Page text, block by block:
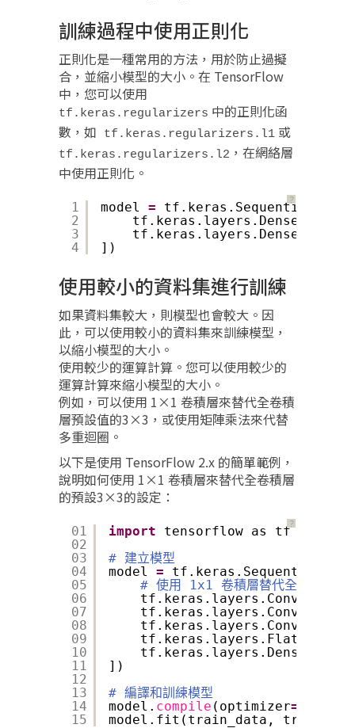
訓練過程中使用正則化
正則化是一種常用的方法，用於防止過擬
合，並縮小模型的大小。在 TensorFlow
中，您可以使用
tf.keras.regularizers 中的正則化函
數，如 tf.keras.regularizers.l1 或
tf.keras.regularizers.l2 ，在網絡層
中使用正則化。
？
1
2
3
4
model =
tf.keras.Sequential([
tf.keras.layers.Dense(
tf.keras.layers.Dense(
])
使用較小的資料集進行訓練
如果資料集較大，則模型也會較大。因
此，可以使用較小的資料集來訓練模型，
以縮小模型的大小。
使用較少的運算計算。您可以使用較少的
運算計算來縮小模型的大小。
例如，可以使用 1×1 卷積層來替代全卷積
層預設值的3×3，或使用矩陣乘法來代替
多重迴圈。
以下是使用 TensorFlow 2.x 的簡單範例，
說明如何使用 1×1 卷積層來替代全卷積層
的預設3×3的設定：
？
01
02
03
04
05
06
07
08
09
10
11
12
13
14
15
import
tensorflow as tf
# 建立模型
model =
tf.keras.Sequential([
# 使用 1x1 卷積層替代全卷積層
tf.keras.layers.Conv2D(
tf.keras.layers.Conv2D(
tf.keras.layers.Conv2D(
tf.keras.layers.Flatten(),
tf.keras.layers.Dense(
])
# 編譯和訓練模型
model. compile (optimizer=
model.fit(train_data,